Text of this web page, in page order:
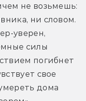
не возьмешь:
ни словом.
уверен,
силы
погибнет
свое
дома